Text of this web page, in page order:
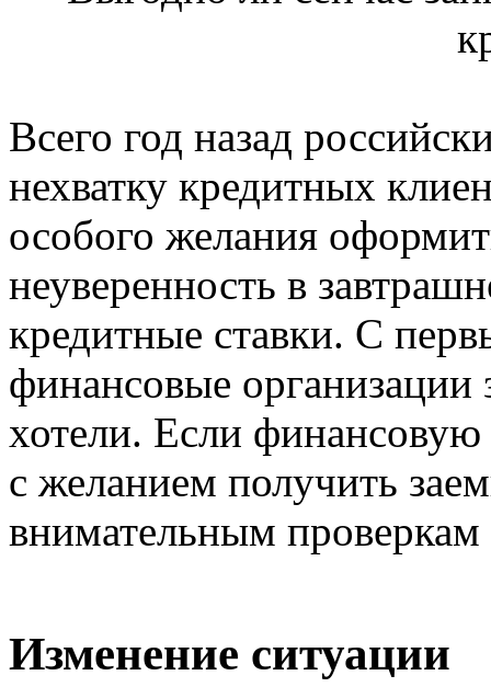
Всего год назад
нехватку кредитных
особого желания
неуверенность в
кредитные ставки. С
финансовые организации
хотели. Если
с желанием получить
внимательным проверкам
Изменение ситуации